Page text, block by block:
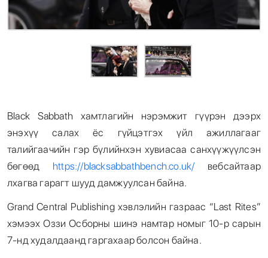
Black Sabbath хамтлагийн нэрэмжит гүүрэн дээрх
энэхүү салах ёс гүйцэтгэх үйл ажиллагааг
талийгаачийн гэр бүлийнхэн хувиасаа санхүүжүүлсэн
бөгөөд https://blacksabbathbench.co.uk/ вебсайтаар
лхагва гарагт шууд дамжуулсан байна.
Grand Central Publishing хэвлэлийн газраас “Last Rites”
хэмээх Оззи Осборны шинэ намтар номыг 10-р сарын
7-нд худалдаанд гаргахаар болсон байна.